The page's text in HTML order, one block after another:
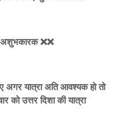
❌❌
अगर यात्रा अति आवश्यक हो तो
उत्तर दिशा की यात्रा